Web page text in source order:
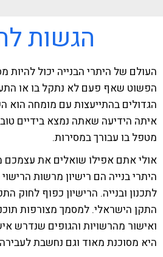
הגשות
העולם של היתרי הבנייה יכול להיות
הפשוט שאף פעם לא נתקל בו או
הגדולים בהתייעצות עם מומחה
איתה הידיעה שאתה נמצא בידיים
מטפל בו עבורך במסירות.
אולי אתם אפילו שואלים את עצמכם
היתרי בנייה הם רישיון מרשות
לתכנון ובנייה. הרישיון כפוף לחוק
התקן הישראלי. למסמך מצורפות
ואישור מהרשויות והגופים שנדרש
היא מסוכנת מאוד וגם נחשבת